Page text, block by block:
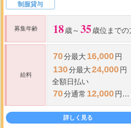
制服貸与
募集年齢 18歳～ 35歳位までの
給料
70分最大 16,000円
130分最大24,000円
全額日払い
70分通常 12,000円
130分通常20,000円
日給 70,000
詳しく見る